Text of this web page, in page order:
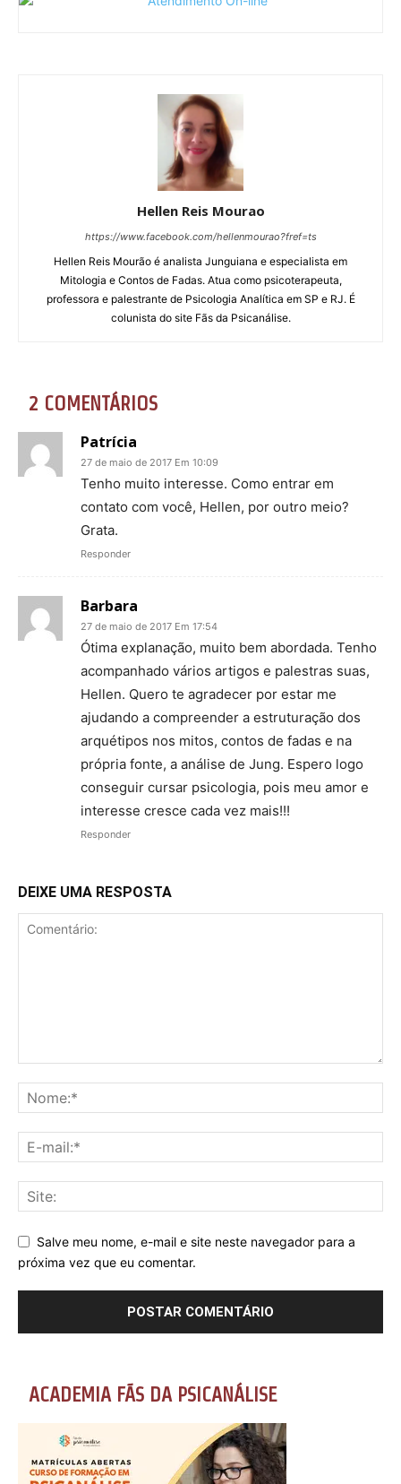
Hellen Reis Mourao
https://www.facebook.com/hellenmourao?fref=ts
Hellen Reis Mourão é analista Junguiana e especialista em
Mitologia e Contos de Fadas. Atua como psicoterapeuta,
professora e palestrante de Psicologia Analítica em SP e RJ. É
colunista do site Fãs da Psicanálise.
2 COMENTÁRIOS
Patrícia
27 de maio de 2017 Em 10:09
Tenho muito interesse. Como entrar em
contato com você, Hellen, por outro meio?
Grata.
Responder
Barbara
27 de maio de 2017 Em 17:54
Ótima explanação, muito bem abordada. Tenho
acompanhado vários artigos e palestras suas,
Hellen. Quero te agradecer por estar me
ajudando a compreender a estruturação dos
arquétipos nos mitos, contos de fadas e na
própria fonte, a análise de Jung. Espero logo
conseguir cursar psicologia, pois meu amor e
interesse cresce cada vez mais!!!
Responder
DEIXE UMA RESPOSTA
Salve meu nome, e-mail e site neste navegador para a
próxima vez que eu comentar.
ACADEMIA FÃS DA PSICANÁLISE